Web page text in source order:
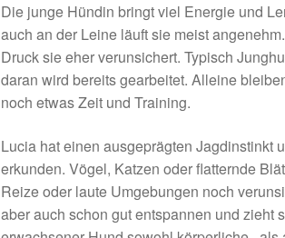
Die junge Hündin bringt viel Energie und
auch an der Leine läuft sie meist
Druck sie eher verunsichert. Typisch
daran wird bereits gearbeitet. Alleine
noch etwas Zeit und Training.
Lucia hat einen ausgeprägten Jagdinstinkt
erkunden. Vögel, Katzen oder flatternde
Reize oder laute Umgebungen noch
aber auch schon gut entspannen und